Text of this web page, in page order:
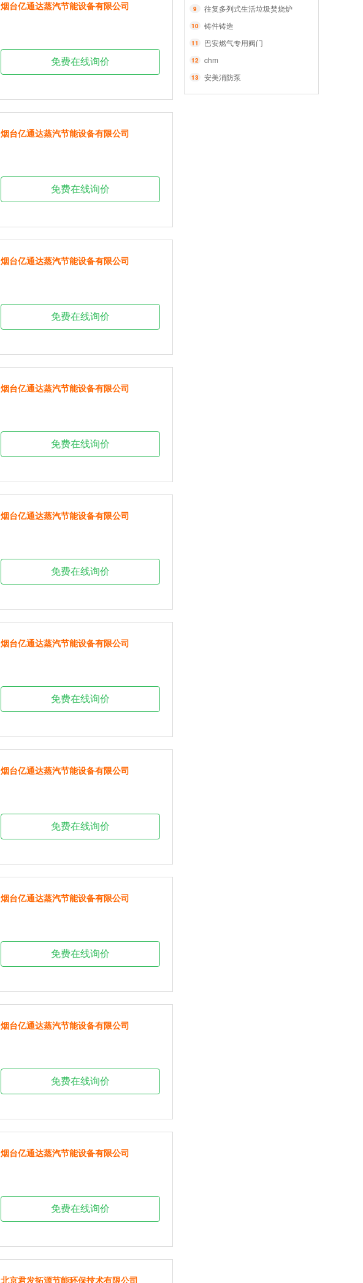
9 往复多列式生活垃圾焚烧炉
10 铸件铸造
11 巴安燃气专用阀门
12 chm
13 安美消防泵
烟台亿通达蒸汽节能设备有限公司
免费在线询价
烟台亿通达蒸汽节能设备有限公司
免费在线询价
烟台亿通达蒸汽节能设备有限公司
免费在线询价
烟台亿通达蒸汽节能设备有限公司
免费在线询价
烟台亿通达蒸汽节能设备有限公司
免费在线询价
烟台亿通达蒸汽节能设备有限公司
免费在线询价
烟台亿通达蒸汽节能设备有限公司
免费在线询价
烟台亿通达蒸汽节能设备有限公司
免费在线询价
烟台亿通达蒸汽节能设备有限公司
免费在线询价
烟台亿通达蒸汽节能设备有限公司
免费在线询价
北京君发拓源节能环保技术有限公司